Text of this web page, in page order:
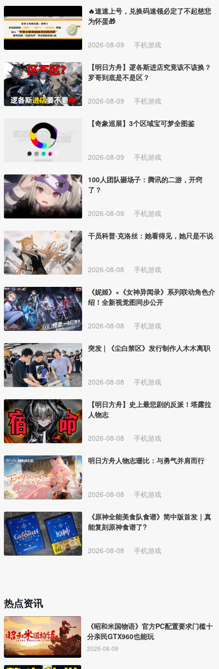
🔥速速上号，兑换码速领必定了不起慈悲
为怀蛋🎁
2026-08-09 手机游戏
【明日方舟】逻各斯进店究竟该不该换？
罗哥到底是不是区？
2026-08-09 手机游戏
【奇象巡展】3个区域宝可梦全图鉴
2026-08-09 手机游戏
100人团队砸场子：腾讯的二游，开窍
了？
2026-08-09 手机游戏
干员科普·克洛丝：她看得见，她只是不说
2026-08-08 手机游戏
《妮姬》×《女神异闻录》系列联动角色介
绍！全新视觉图同步公开
2026-08-08 手机游戏
突发 | 《尘白禁区》发行制作人木木离职
2026-08-08 手机游戏
【明日方舟】史上最悲剧的反派！塔露拉
人物志
2026-08-08 手机游戏
明日方舟人物志珊比：与勇气并肩而行
2026-08-08 手机游戏
《原神全能美食队食谱》简中版首发｜真
能复刻原神食谱了?
2026-08-08 手机游戏
热点资讯
《昭和米国物语》官方PC配置要求门槛十
分亲民GTX960也能玩
2026-08-09